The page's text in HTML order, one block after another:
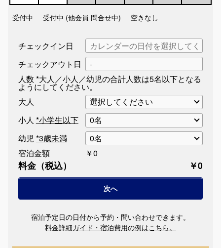
受付中 受付中 (他会員 問合せ中) 空きなし
チェックイン日
チェックアウト日
人数 *大人／小人／幼児の合計人数は5名以下となる
ようにしてください。
大人
小人 *小学生以下
幼児 *3歳未満
宿泊金額
￥0
料金（税込） ￥0
宿泊予定日の日付から予約・問い合わせできます。
料金詳細ガイド・宿泊費用の例はこちら。